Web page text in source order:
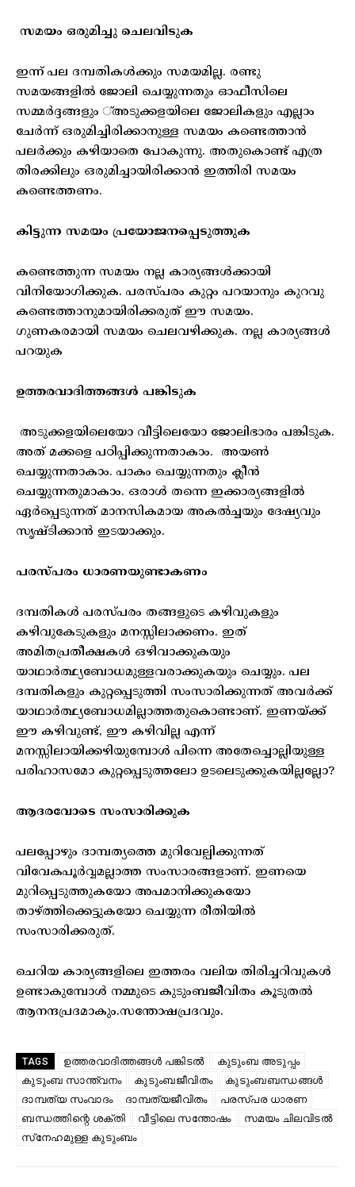
സമയം ഒരുമിച്ചു ചെലവിടുക
ഇന്ന് പല ദമ്പതികള്‍ക്കും സമയമില്ല. രണ്ടു
സമയങ്ങളില്‍ ജോലി ചെയ്യുന്നതും ഓഫീസിലെ
സമ്മര്‍ദ്ദങ്ങളും ്അടുക്കളയിലെ ജോലികളും എല്ലാം
ചേര്‍ന്ന് ഒരുമിച്ചിരിക്കാനുള്ള സമയം കണ്ടെത്താന്‍
പലര്‍ക്കും കഴിയാതെ പോകുന്നു. അതുകൊണ്ട് എത്ര
തിരക്കിലും ഒരുമിച്ചായിരിക്കാന്‍ ഇത്തിരി സമയം
കണ്ടെത്തണം.
കിട്ടുന്ന സമയം പ്രയോജനപ്പെടുത്തുക
കണ്ടെത്തുന്ന സമയം നല്ല കാര്യങ്ങള്‍ക്കായി
വിനിയോഗിക്കുക. പരസ്പരം കുറ്റം പറയാനും കുറവു
കണ്ടെത്താനുമായിരിക്കരുത് ഈ സമയം.
ഗുണകരമായി സമയം ചെലവഴിക്കുക. നല്ല കാര്യങ്ങള്‍
പറയുക
ഉത്തരവാദിത്തങ്ങള്‍ പങ്കിടുക
അടുക്കളയിലെയോ വീട്ടിലെയോ ജോലിഭാരം പങ്കിടുക.
അത് മക്കളെ പഠിപ്പിക്കുന്നതാകാം. അയണ്‍
ചെയ്യുന്നതാകാം. പാകം ചെയ്യുന്നതും ക്ലീന്‍
ചെയ്യുന്നതുമാകാം. ഒരാള്‍ തന്നെ ഇക്കാര്യങ്ങളില്‍
ഏര്‍പ്പെടുന്നത് മാനസികമായ അകല്‍ച്ചയും ദേഷ്യവും
സൃഷ്ടിക്കാന്‍ ഇടയാക്കും.
പരസ്പരം ധാരണയുണ്ടാകണം
ദമ്പതികള്‍ പരസ്പരം തങ്ങളുടെ കഴിവുകളും
കഴിവുകേടുകളും മനസ്സിലാക്കണം. ഇത്
അമിതപ്രതീക്ഷകള്‍ ഒഴിവാക്കുകയും
യാഥാര്‍ത്ഥ്യബോധമുള്ളവരാക്കുകയും ചെയ്യും. പല
ദമ്പതികളും കുറ്റപ്പെടുത്തി സംസാരിക്കുന്നത് അവര്‍ക്ക്
യാഥാര്‍ത്ഥ്യബോധമില്ലാത്തതുകൊണ്ടാണ്. ഇണയ്ക്ക്
ഈ കഴിവുണ്ട്, ഈ കഴിവില്ല എന്ന്
മനസ്സിലായിക്കഴിയുമ്പോള്‍ പിന്നെ അതേച്ചൊല്ലിയുള്ള
പരിഹാസമോ കുറ്റപ്പെടുത്തലോ ഉടലെടുക്കുകയില്ലല്ലോ?
ആദരവോടെ സംസാരിക്കുക
പലപ്പോഴും ദാമ്പത്യത്തെ മുറിവേല്പിക്കുന്നത്
വിവേകപൂര്‍വ്വമല്ലാത്ത സംസാരങ്ങളാണ്. ഇണയെ
മുറിപ്പെടുത്തുകയോ അപമാനിക്കുകയോ
താഴ്ത്തിക്കെട്ടുകയോ ചെയ്യുന്ന രീതിയില്‍
സംസാരിക്കരുത്.
ചെറിയ കാര്യങ്ങളിലെ ഇത്തരം വലിയ തിരിച്ചറിവുകള്‍
ഉണ്ടാകുമ്പോള്‍ നമ്മുടെ കുടുംബജീവിതം കൂടുതല്‍
ആനന്ദപ്രദമാകും.സന്തോഷപ്രദവും.
TAGS ഉത്തരവാദിത്തങ്ങൾ പങ്കിടൽ
കുടുംബ അടുപ്പം
കുടുംബ സാന്ത്വനം
കുടുംബജീവിതം
കുടുംബബന്ധങ്ങൾ
ദാമ്പത്യ സംവാദം
ദാമ്പത്യജീവിതം
പരസ്പര ധാരണ
ബന്ധത്തിന്റെ ശക്തി
വീട്ടിലെ സന്തോഷം
സമയം ചിലവിടൽ
സ്‌നേഹമുള്ള കുടുംബം